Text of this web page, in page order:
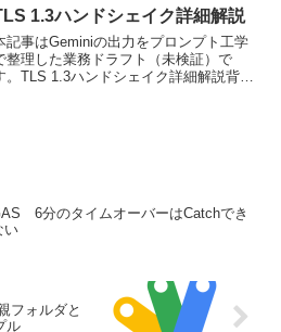
、回線速度の関係から、論理的な最大
スループット...
1.3ハンドシェイク詳細解説
記事はGeminiの出力をプロンプト工学
整理した業務ドラフト（未検証）で
。TLS 1.3ハンドシェイク詳細解説背景
6分のタイムオーバーはCatchでき
い
フォルダと
ル